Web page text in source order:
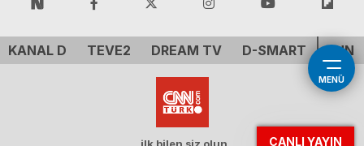
MENÜ
CANLI YAYIN
KANAL D TEVE2 DREAM TV D-SMART CNN